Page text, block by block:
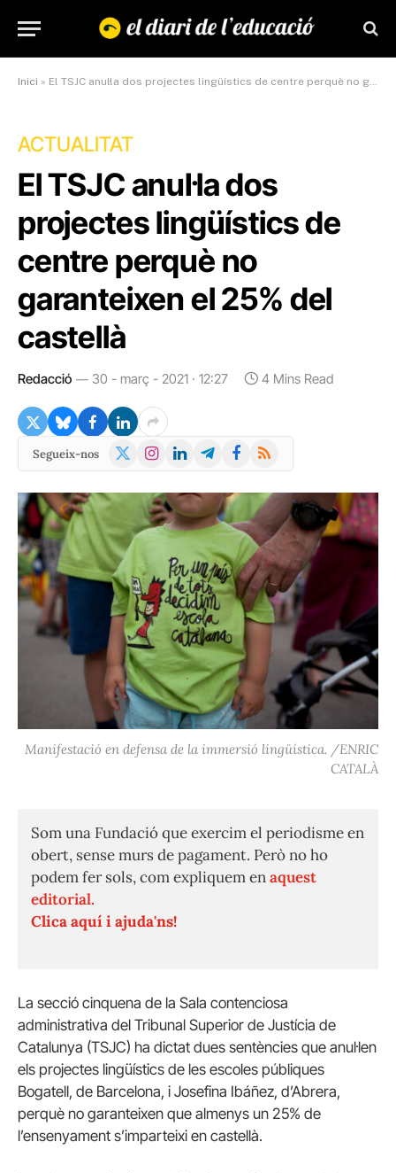
Inici » El TSJC anul·la dos projectes lingüístics de centre perquè no garanteixen el 25% del castellà
ACTUALITAT
El TSJC anul·la dos
projectes lingüístics de
centre perquè no
garanteixen el 25% del
castellà
Redacció 30 - març - 2021 · 12:27 4 Mins Read
Segueix-nos
X
Instagram
LinkedInTelegramFacebook
RSS
Manifestació en defensa de la immersió lingüística. /ENRIC
CATALÀ
Som una Fundació que exercim el periodisme en
obert, sense murs de pagament. Però no ho
podem fer sols, com expliquem enaquest
editorial.
Clica aquí i ajuda'ns!
La secció cinquena de la Sala contenciosa
administrativa del Tribunal Superior de Justícia de
Catalunya (TSJC) ha dictat dues sentències que anul·len
els projectes lingüístics de les escoles públiques
Bogatell, de Barcelona, i Josefina Ibáñez, d’Abrera,
perquè no garanteixen que almenys un 25% de
l’ensenyament s’imparteixi en castellà.